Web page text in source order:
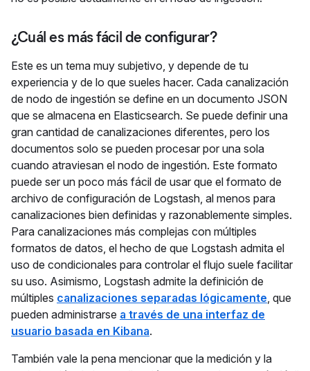
¿Cuál es más fácil de configurar?
Este es un tema muy subjetivo, y depende de tu
experiencia y de lo que sueles hacer. Cada canalización
de nodo de ingestión se define en un documento JSON
que se almacena en Elasticsearch. Se puede definir una
gran cantidad de canalizaciones diferentes, pero los
documentos solo se pueden procesar por una sola
cuando atraviesan el nodo de ingestión. Este formato
puede ser un poco más fácil de usar que el formato de
archivo de configuración de Logstash, al menos para
canalizaciones bien definidas y razonablemente simples.
Para canalizaciones más complejas con múltiples
formatos de datos, el hecho de que Logstash admita el
uso de condicionales para controlar el flujo suele facilitar
su uso. Asimismo, Logstash admite la definición de
múltiples canalizaciones separadas lógicamente, que
pueden administrarse a través de una interfaz de
usuario basada en Kibana.
También vale la pena mencionar que la medición y la